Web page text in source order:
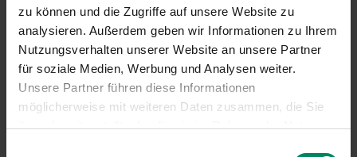
zu können und die Zugriffe auf unsere Website zu
analysieren. Außerdem geben wir Informationen zu Ihrem
Nutzungsverhalten unserer Website an unsere Partner
für soziale Medien, Werbung und Analysen weiter.
Unsere Partner führen diese Informationen
möglicherweise mit weiteren Daten zusammen, die Sie
ihnen bereitgestellt oder die sie im Rahmen der Nutzung
01/31 6 31-242
t.wirthensohn(at)publicconsulting.at